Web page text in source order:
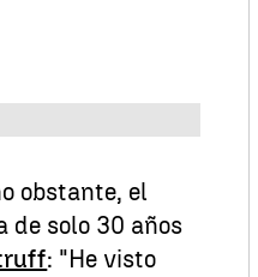
obstante, el
de solo 30 años
: "He visto